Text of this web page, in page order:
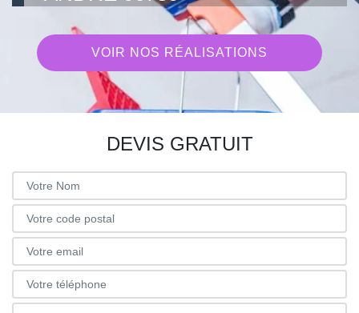
VOIR NOS RÉALISATIONS
DEVIS GRATUIT